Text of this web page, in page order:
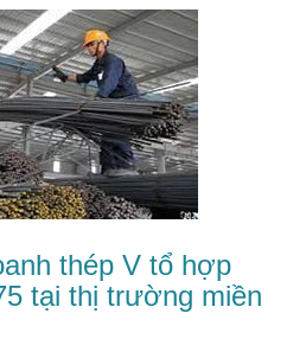
thép V tổ hợp
tại thị trường miền